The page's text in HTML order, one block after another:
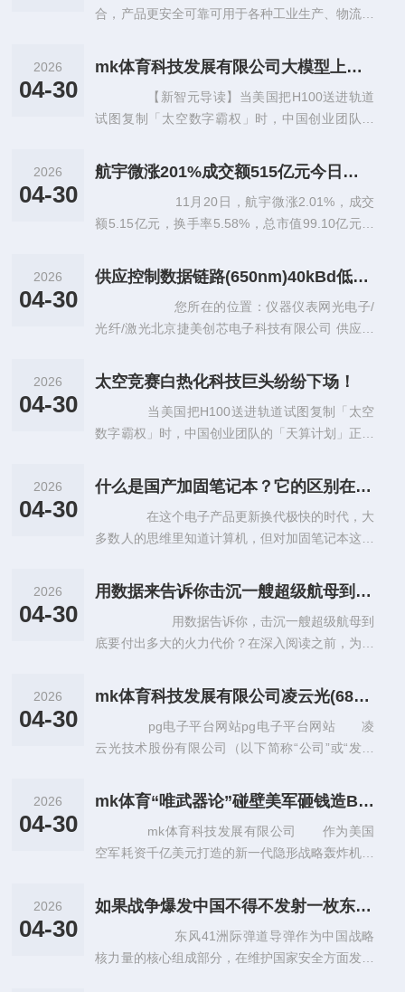
合，产品更安全可靠可用于各种工业生产、物流运
器电源模块、功率因数校正（P
2026
04-30
mk体育科技发展有限公司大模型上天、马斯克发射GPU？中国团队直接建「太空超算」
【新智元导读】当美国把H100送进轨道
试图复制「太空数字霸权」时，中国创业团队的
辐射的绝境中找到一条掌握人类数字
2026
04-30
航宇微涨201%成交额515亿元今日主力净流入370766万
11月20日，航宇微涨2.01%，成交
额5.15亿元，换手率5.58%，总市值99.10亿元。
PAR
2026
04-30
供应控制数据链路(650nm)40kBd低电流延伸距离链路发射器光纤收发模块HFBR-2533Z原装假一罚十
您所在的位置：仪器仪表网光电子/
光纤/激光北京捷美创芯电子科技有限公司 供应控
射器,光纤收发模块
2026
04-30
太空竞赛白热化科技巨头纷纷下场！
当美国把H100送进轨道试图复制「太空
数字霸权」时，中国创业团队的「天算计划」正以
一条掌握人类数字命运的新路。
2026
04-30
什么是国产加固笔记本？它的区别在哪里？
在这个电子产品更新换代极快的时代，大
多数人的思维里知道计算机，但对加固笔记本这一
是国产加固笔记本？ 加固笔记本
2026
04-30
用数据来告诉你击沉一艘超级航母到底需要付出多大的火力？
用数据告诉你，击沉一艘超级航母到
底要付出多大的火力代价？在深入阅读之前，为了
以获得更多互动体验。感谢支持。声
2026
04-30
mk体育科技发展有限公司凌云光(688400)：本次募集资金投向属于科技创新领域的说明（修订稿）
pg电子平台网站pg电子平台网站 凌
云光技术股份有限公司（以下简称“公司”或“发行
于机器视觉产品的研发、生产和
2026
04-30
mk体育“唯武器论”碰壁美军砸钱造B-21求心安解放军体系战教它做人
mk体育科技发展有限公司 作为美国
空军耗资千亿美元打造的新一代隐形战略轰炸机，
对华战略遏制的核心利器。
2026
04-30
如果战争爆发中国不得不发射一枚东风41到底要消耗多少成本
东风41洲际弹道导弹作为中国战略
核力量的核心组成部分，在维护国家安全方面发挥